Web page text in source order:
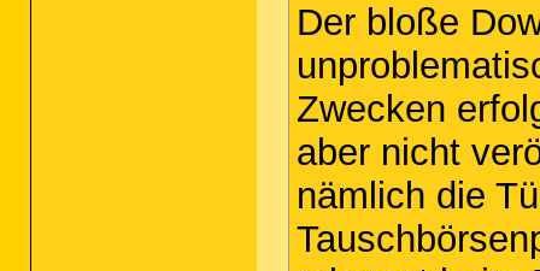
Der bloße
Zwecken
aber nicht
nämlich die